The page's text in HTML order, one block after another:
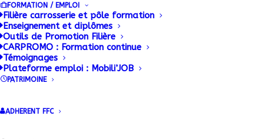
FORMATION / EMPLOI
Filière carrosserie et pôle formation
Enseignement et diplômes
Outils de Promotion Filière
CARPROMO : Formation continue
Témoignages
Plateforme emploi : Mobili’JOB
PATRIMOINE
ADHERENT FFC